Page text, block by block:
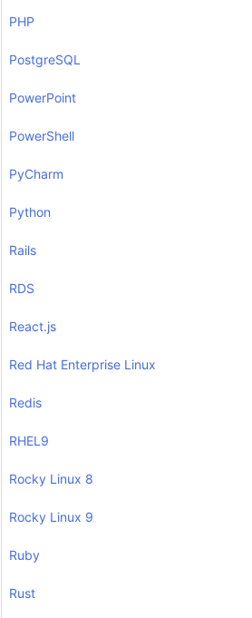
PHP
PostgreSQL
PowerPoint
PowerShell
PyCharm
Python
Rails
RDS
React.js
Red Hat Enterprise Linux
Redis
RHEL9
Rocky Linux 8
Rocky Linux 9
Ruby
Rust